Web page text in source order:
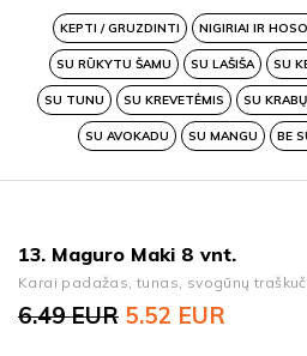
KEPTI / GRUZDINTI NIGIRIAI IR
SU RŪKYTU ŠAMU SU LAŠIŠA SU
SU TUNU SU KREVETĖMIS SU
SU AVOKADU SU MANGU BE
13. Maguro Maki 8 vnt.
Karai padažas, tunas, svogūnų
6.49EUR
Original price was: 6.49
5.52 EUR
Current price is: 5.52 EUR.